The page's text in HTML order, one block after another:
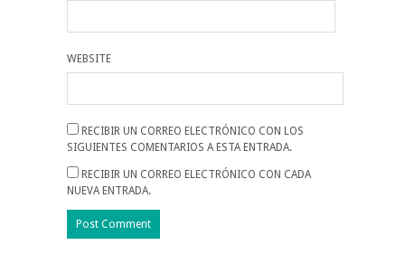
WEBSITE
RECIBIR UN CORREO ELECTRÓNICO CON LOS
SIGUIENTES COMENTARIOS A ESTA ENTRADA.
RECIBIR UN CORREO ELECTRÓNICO CON CADA
NUEVA ENTRADA.